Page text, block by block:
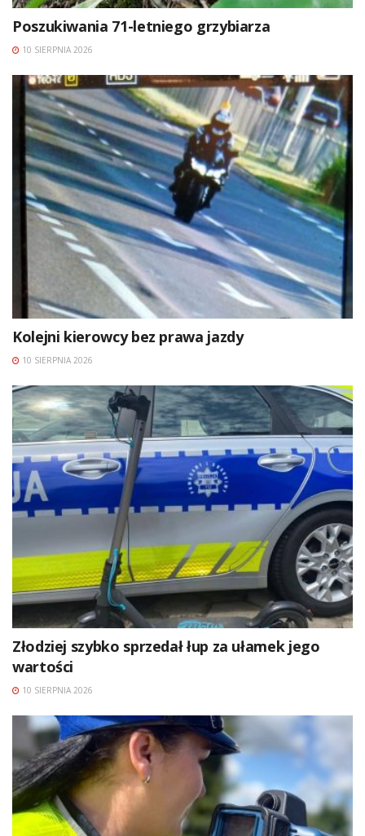
Poszukiwania 71-letniego grzybiarza
10 SIERPNIA 2026
Kolejni kierowcy bez prawa jazdy
10 SIERPNIA 2026
Złodziej szybko sprzedał łup za ułamek jego
wartości
10 SIERPNIA 2026